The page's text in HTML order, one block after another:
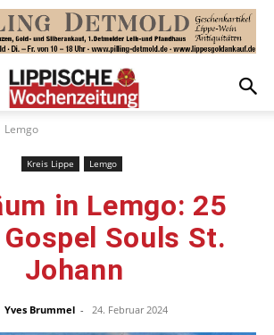
Lemgo
Kreis Lippe Lemgo
in Lemgo: 25
Souls St.
Johann
Yves Brummel - 24. Februar 2024